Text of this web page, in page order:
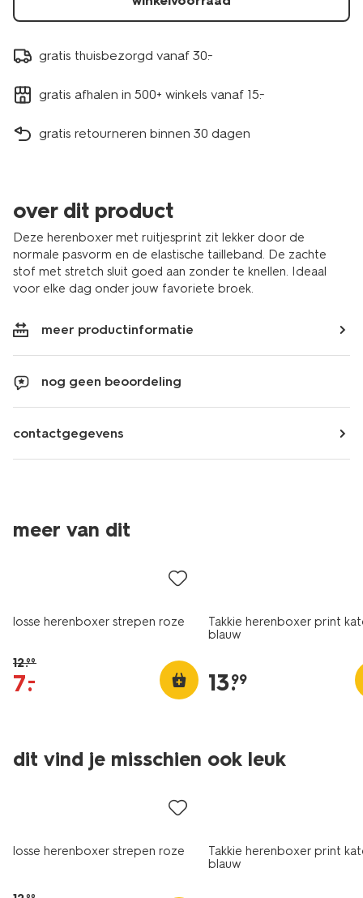
gratis thuisbezorgd vanaf 30.-
gratis afhalen in 500+ winkels vanaf 15.-
gratis retourneren binnen 30 dagen
over dit product
Deze herenboxer met ruitjesprint zit lekker door de
normale pasvorm en de elastische tailleband. De zachte
stof met stretch sluit goed aan zonder te knellen. Ideaal
voor elke dag onder jouw favoriete broek.
meer productinformatie
nog geen beoordeling
contactgegevens
meer van dit
sale
losse herenboxer strepen roze
12.99
7.
–
Takkie herenboxer print
blauw
13.
99
dit vind je misschien ook leuk
sale
losse herenboxer strepen roze
2+1 gratis
Takkie herenboxer print
blauw